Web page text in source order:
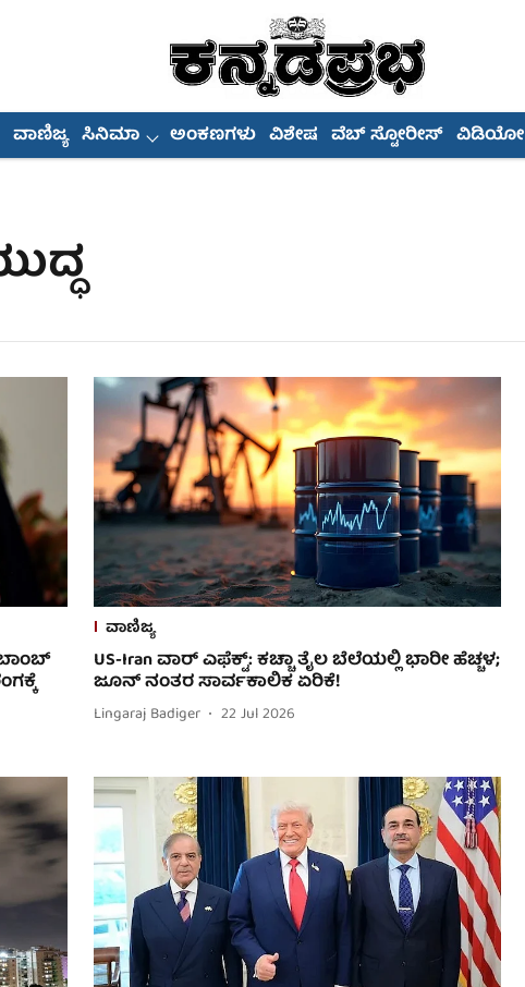
ವಾಣಿಜ್ಯ ಸಿನಿಮಾ ಅಂಕಣಗಳು ವಿಶೇಷ ವೆಬ್ ಸ್ಟೋರೀಸ್ ವಿಡಿಯೋ
ವಾಣಿಜ್ಯ
US-Iran ವಾರ್ ಎಫೆಕ್ಟ್: ಕಚ್ಚಾ ತೈಲ ಬೆಲೆಯಲ್ಲಿ ಭಾರೀ ಹೆಚ್ಚಳ;
ಜೂನ್ ನಂತರ ಸಾರ್ವಕಾಲಿಕ ಏರಿಕೆ!
Lingaraj Badiger 22 Jul 2026